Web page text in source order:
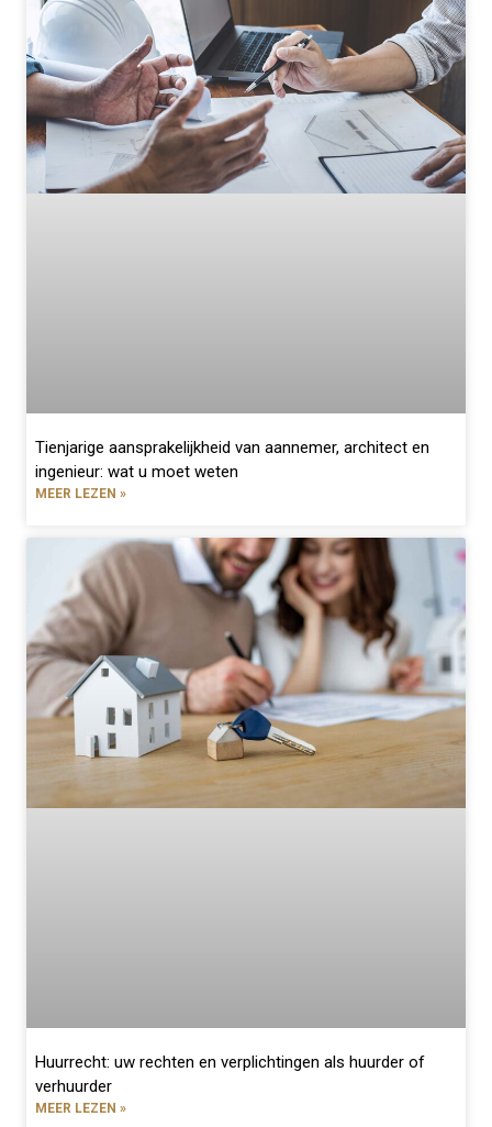
Tienjarige aansprakelijkheid van aannemer, architect en
ingenieur: wat u moet weten
MEER LEZEN »
Huurrecht: uw rechten en verplichtingen als huurder of
verhuurder
MEER LEZEN »